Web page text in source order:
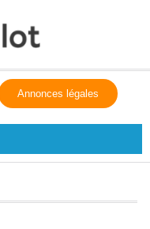
Annonces légales